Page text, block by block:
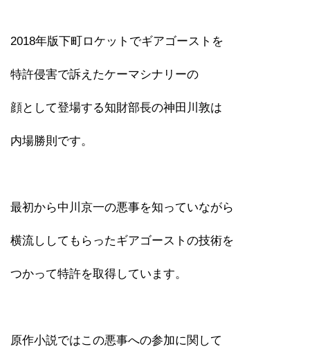
2018年版下町ロケットでギアゴーストを
特許侵害で訴えたケーマシナリーの
顔として登場する知財部長の神田川敦は
内場勝則です。
最初から中川京一の悪事を知っていながら
横流ししてもらったギアゴーストの技術を
つかって特許を取得しています。
原作小説ではこの悪事への参加に関して